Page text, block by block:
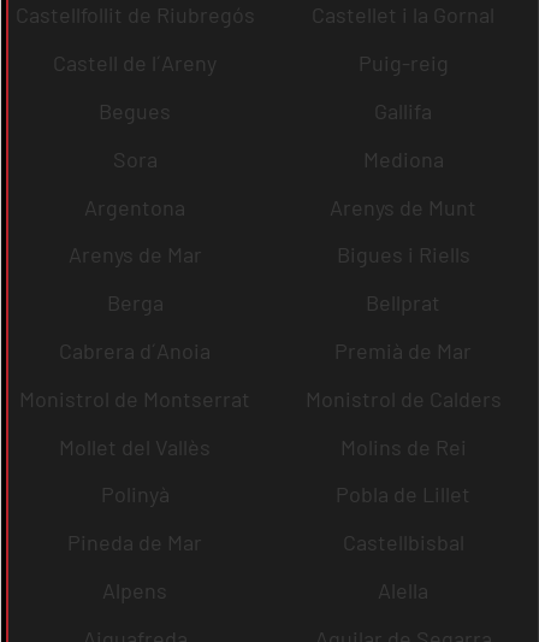
Castellfollit de Riubregós
Castellet i la Gornal
Castell de l´Areny
Puig-reig
Begues
Gallifa
Sora
Mediona
Argentona
Arenys de Munt
Arenys de Mar
Bigues i Riells
Berga
Bellprat
Cabrera d´Anoia
Premià de Mar
Monistrol de Montserrat
Monistrol de Calders
Mollet del Vallès
Molins de Rei
Polinyà
Pobla de Lillet
Pineda de Mar
Castellbisbal
Alpens
Alella